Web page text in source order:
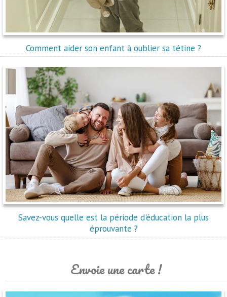
Comment aider son enfant à oublier sa tétine ?
Savez-vous quelle est la période d'éducation la plus
éprouvante ?
Envoie une carte !